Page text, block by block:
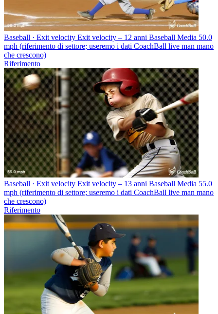
Baseball · Exit velocity Exit velocity – 12 anni Baseball Media 50.0
mph (riferimento di settore; useremo i dati CoachBall live man mano
che crescono)
Riferimento
Baseball · Exit velocity Exit velocity – 13 anni Baseball Media 55.0
mph (riferimento di settore; useremo i dati CoachBall live man mano
che crescono)
Riferimento